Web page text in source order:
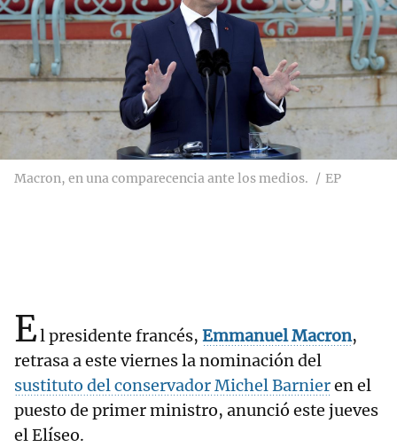
Macron, en una comparecencia ante los medios. EP
El presidente francés, Emmanuel Macron,
retrasa a este viernes la nominación del
sustituto del conservador Michel Barnieren el
puesto de primer ministro, anunció este jueves
el Elíseo.